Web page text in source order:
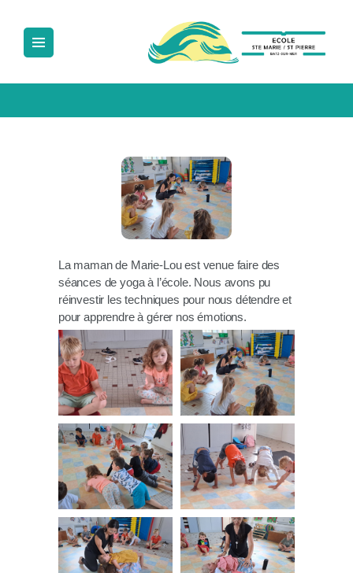
ECOLE SAINTE MARIE SAINT PIERRE
Ecole Sainte Marie Saint Pierre
LA PÉDAGOGIE
LA VIE À L’ÉCOLE
NOUS CONTACTER
La maman de Marie-Lou est venue faire des
séances de yoga à l’école. Nous avons pu
réinvestir les techniques pour nous détendre et
pour apprendre à gérer nos émotions.